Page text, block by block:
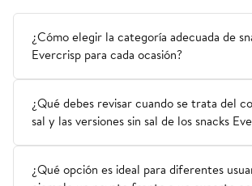
¿Cómo elegir la categoría adecuada de
Evercrisp para cada ocasión?
¿Qué debes revisar cuando se trata del
sal y las versiones sin sal de los snacks
¿Qué opción es ideal para diferentes